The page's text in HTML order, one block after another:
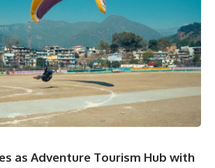
as Adventure Tourism Hub with